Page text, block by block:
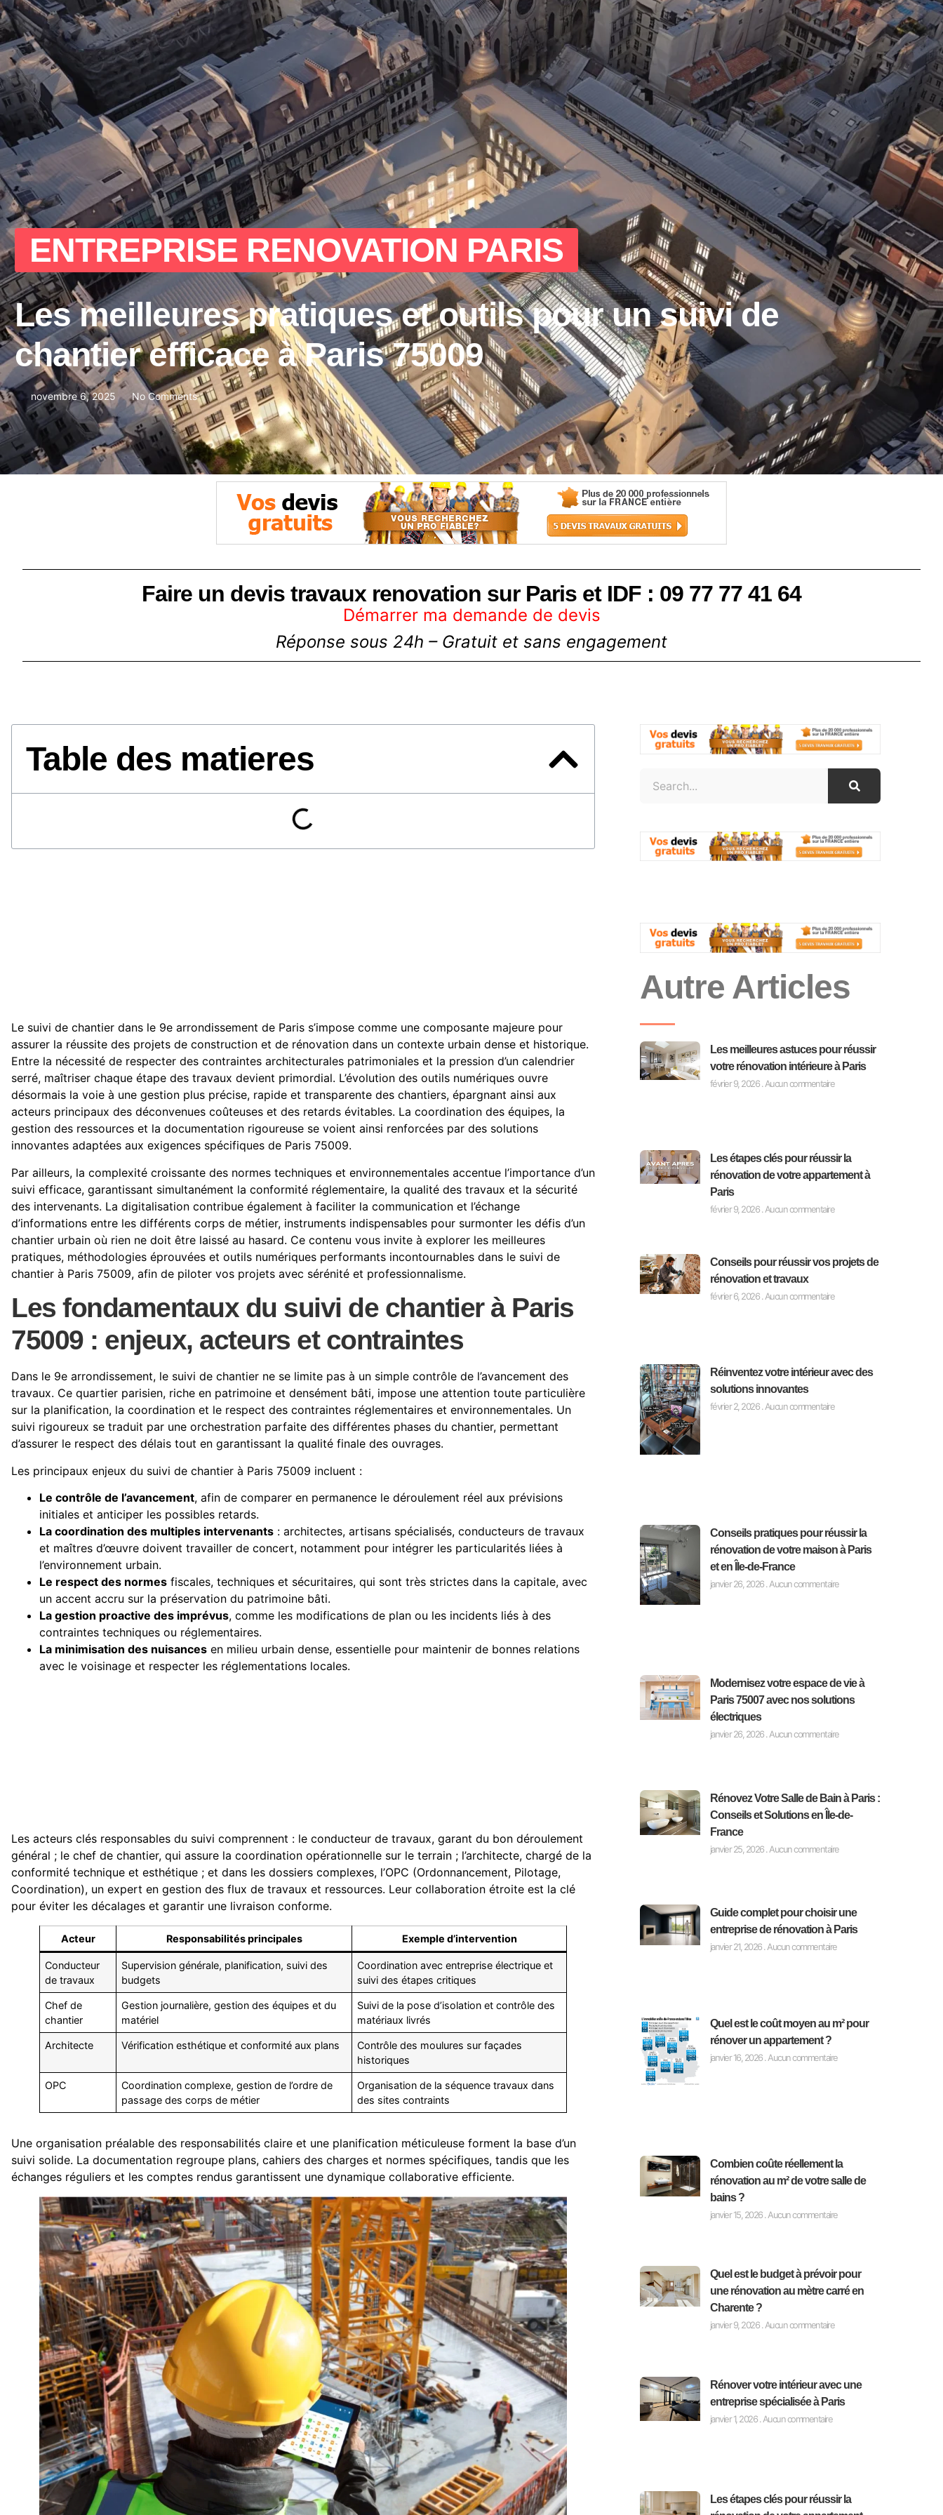
ENTREPRISE RENOVATION PARIS
Les meilleures pratiques et outils pour un suivi de
chantier efficace à Paris 75009
novembre 6, 2025 No Comments
Faire un devis travaux renovation sur Paris et IDF : 09 77 77 41 64
Démarrer ma demande de devis
Réponse sous 24h – Gratuit et sans engagement
Table des matieres
Le suivi de chantier dans le 9e arrondissement de Paris s’impose comme une composante majeure pour
assurer la réussite des projets de construction et de rénovation dans un contexte urbain dense et historique.
Entre la nécessité de respecter des contraintes architecturales patrimoniales et la pression d’un calendrier
serré, maîtriser chaque étape des travaux devient primordial. L’évolution des outils numériques ouvre
désormais la voie à une gestion plus précise, rapide et transparente des chantiers, épargnant ainsi aux
acteurs principaux des déconvenues coûteuses et des retards évitables. La coordination des équipes, la
gestion des ressources et la documentation rigoureuse se voient ainsi renforcées par des solutions
innovantes adaptées aux exigences spécifiques de Paris 75009.
Par ailleurs, la complexité croissante des normes techniques et environnementales accentue l’importance d’un
suivi efficace, garantissant simultanément la conformité réglementaire, la qualité des travaux et la sécurité
des intervenants. La digitalisation contribue également à faciliter la communication et l’échange
d’informations entre les différents corps de métier, instruments indispensables pour surmonter les défis d’un
chantier urbain où rien ne doit être laissé au hasard. Ce contenu vous invite à explorer les meilleures
pratiques, méthodologies éprouvées et outils numériques performants incontournables dans le suivi de
chantier à Paris 75009, afin de piloter vos projets avec sérénité et professionnalisme.
Les fondamentaux du suivi de chantier à Paris
75009 : enjeux, acteurs et contraintes
Dans le 9e arrondissement, le suivi de chantier ne se limite pas à un simple contrôle de l’avancement des
travaux. Ce quartier parisien, riche en patrimoine et densément bâti, impose une attention toute particulière
sur la planification, la coordination et le respect des contraintes réglementaires et environnementales. Un
suivi rigoureux se traduit par une orchestration parfaite des différentes phases du chantier, permettant
d’assurer le respect des délais tout en garantissant la qualité finale des ouvrages.
Les principaux enjeux du suivi de chantier à Paris 75009 incluent :
Le contrôle de l’avancement, afin de comparer en permanence le déroulement réel aux prévisions
initiales et anticiper les possibles retards.
La coordination des multiples intervenants : architectes, artisans spécialisés, conducteurs de travaux
et maîtres d’œuvre doivent travailler de concert, notamment pour intégrer les particularités liées à
l’environnement urbain.
Le respect des normes fiscales, techniques et sécuritaires, qui sont très strictes dans la capitale, avec
un accent accru sur la préservation du patrimoine bâti.
La gestion proactive des imprévus, comme les modifications de plan ou les incidents liés à des
contraintes techniques ou réglementaires.
La minimisation des nuisances en milieu urbain dense, essentielle pour maintenir de bonnes relations
avec le voisinage et respecter les réglementations locales.
Les acteurs clés responsables du suivi comprennent : le conducteur de travaux, garant du bon déroulement
général ; le chef de chantier, qui assure la coordination opérationnelle sur le terrain ; l’architecte, chargé de la
conformité technique et esthétique ; et dans les dossiers complexes, l’OPC (Ordonnancement, Pilotage,
Coordination), un expert en gestion des flux de travaux et ressources. Leur collaboration étroite est la clé
pour éviter les décalages et garantir une livraison conforme.
Acteur Responsabilités principales Exemple d’intervention
Conducteur
de travaux
Supervision générale, planification, suivi des
budgets
Coordination avec entreprise électrique et
suivi des étapes critiques
Chef de
chantier
Gestion journalière, gestion des équipes et du
matériel
Suivi de la pose d’isolation et contrôle des
matériaux livrés
Architecte Vérification esthétique et conformité aux plans
Contrôle des moulures sur façades
historiques
OPC
Coordination complexe, gestion de l’ordre de
passage des corps de métier
Organisation de la séquence travaux dans
des sites contraints
Une organisation préalable des responsabilités claire et une planification méticuleuse forment la base d’un
suivi solide. La documentation regroupe plans, cahiers des charges et normes spécifiques, tandis que les
échanges réguliers et les comptes rendus garantissent une dynamique collaborative efficiente.
Autre Articles
Les meilleures astuces pour réussir
votre rénovation intérieure à Paris
février 9, 2026 Aucun commentaire
Les étapes clés pour réussir la
rénovation de votre appartement à
Paris
février 9, 2026 Aucun commentaire
Conseils pour réussir vos projets de
rénovation et travaux
février 6, 2026 Aucun commentaire
Réinventez votre intérieur avec des
solutions innovantes
février 2, 2026 Aucun commentaire
Conseils pratiques pour réussir la
rénovation de votre maison à Paris
et en Île-de-France
janvier 26, 2026 Aucun commentaire
Modernisez votre espace de vie à
Paris 75007 avec nos solutions
électriques
janvier 26, 2026 Aucun commentaire
Rénovez Votre Salle de Bain à Paris :
Conseils et Solutions en Île-de-
France
janvier 25, 2026 Aucun commentaire
Guide complet pour choisir une
entreprise de rénovation à Paris
janvier 21, 2026 Aucun commentaire
Quel est le coût moyen au m² pour
rénover un appartement ?
janvier 16, 2026 Aucun commentaire
Combien coûte réellement la
rénovation au m² de votre salle de
bains ?
janvier 15, 2026 Aucun commentaire
Quel est le budget à prévoir pour
une rénovation au mètre carré en
Charente ?
janvier 9, 2026 Aucun commentaire
Rénover votre intérieur avec une
entreprise spécialisée à Paris
janvier 1, 2026 Aucun commentaire
Les étapes clés pour réussir la